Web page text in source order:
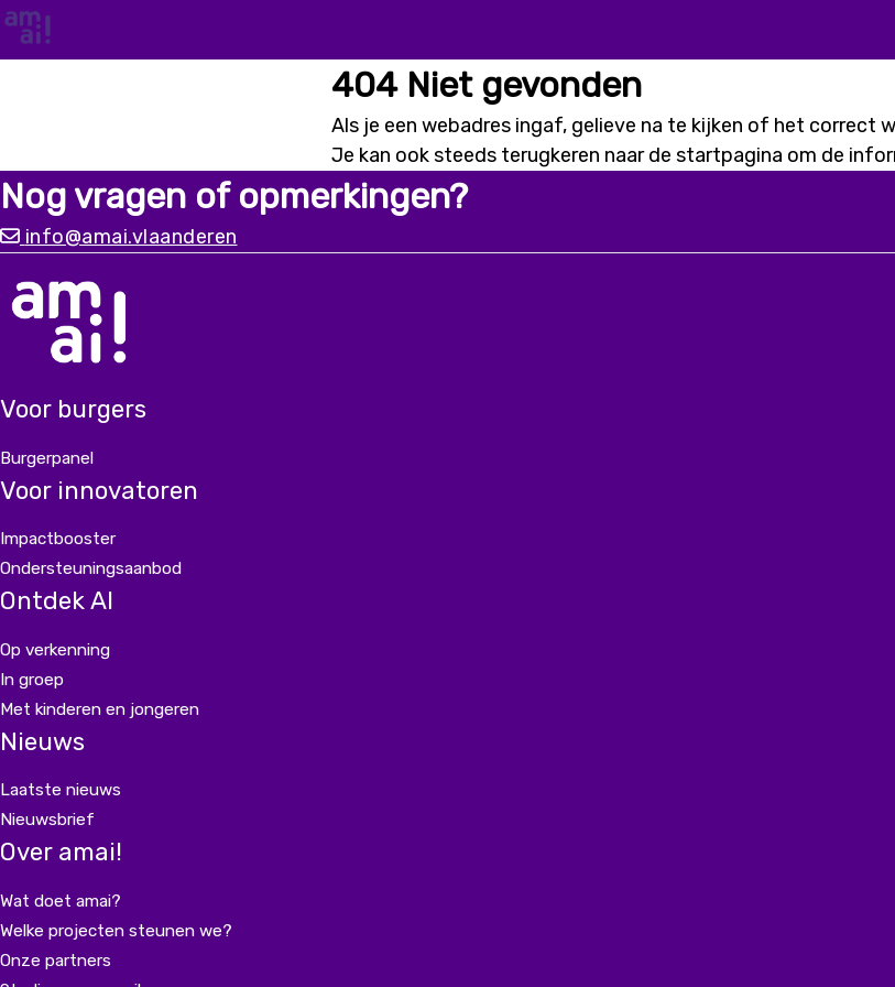
404 Niet gevonden
Als je een webadres ingaf, gelieve na te kijken of het correct
Je kan ook steeds terugkeren naar de startpagina om de
Nog vragen of opmerkingen?
info@amai.vlaanderen
Voor burgers
Burgerpanel
Voor innovatoren
Impactbooster
Ondersteuningsaanbod
Ontdek AI
Op verkenning
In groep
Met kinderen en jongeren
Nieuws
Laatste nieuws
Nieuwsbrief
Over amai!
Wat doet amai?
Welke projecten steunen we?
Onze partners